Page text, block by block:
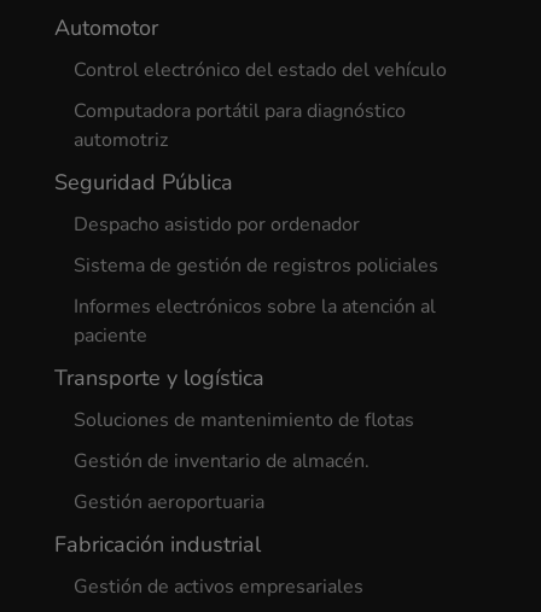
Automotor
Control electrónico del estado del vehículo
Computadora portátil para diagnóstico
automotriz
Seguridad Pública
Despacho asistido por ordenador
Sistema de gestión de registros policiales
Informes electrónicos sobre la atención al
paciente
Transporte y logística
Soluciones de mantenimiento de flotas
Gestión de inventario de almacén.
Gestión aeroportuaria
Fabricación industrial
Gestión de activos empresariales